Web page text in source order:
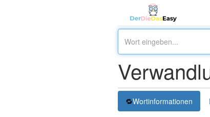
Wortinformationen